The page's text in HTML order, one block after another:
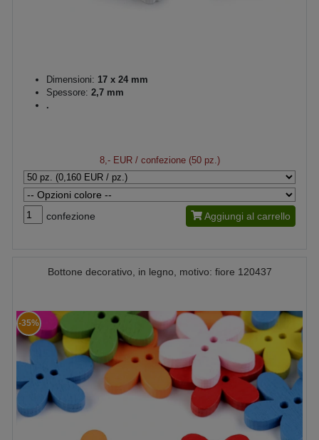
Dimensioni: 17 x 24 mm
Spessore: 2,7 mm
.
8,- EUR/ confezione (50 pz.)
confezione Aggiungi al carrello
Bottone decorativo, in legno, motivo: fiore 120437
-35%